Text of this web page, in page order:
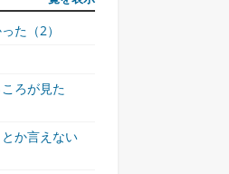
た（2）
ろが見た
か言えない